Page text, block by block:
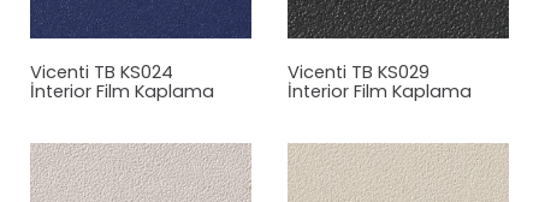
Vicenti TB KS024
İnterior Film Kaplama
Vicenti TB KS029
İnterior Film Kaplama